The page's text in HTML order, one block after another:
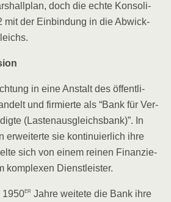
doch die ech­te Kon­so­li­
mit der Ein­bin­dung in die Abwick­
in eine Anstalt des öffent­li­
und fir­mier­te als “Bank für Ver­
(Las­ten­aus­gleichs­bank)”. In
erwei­ter­te sie kon­ti­nu­ier­lich ihre
sich von einem rei­nen Finan­zie­
kom­ple­xen Dienstleister.
1950er Jah­re wei­te­te die Bank ihre